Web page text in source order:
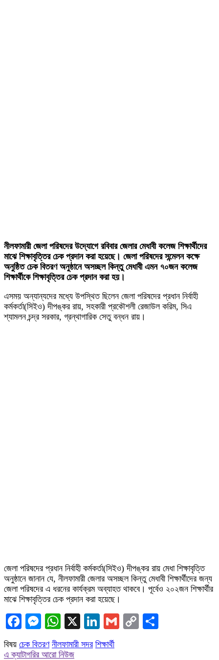
নীলফামারী জেলা পরিষদের উদ্যোগে রবিবার জেলার মেধাবী কলেজ শিক্ষার্থীদের
মাঝে শিক্ষাবৃত্তির চেক প্রদান করা হয়েছে। জেলা পরিষদের সন্মেলন কক্ষে
অনুষ্ঠিত চেক বিতরণ অনুষ্ঠানে অসচ্ছল কিন্তু মেধাবী এমন ৭০জন কলেজ
শিক্ষার্থীকে শিক্ষাবৃত্তির চেক প্রদান করা হয়।
এসময় অন্যান্যদের মধ্যে উপস্থিত ছিলেন জেলা পরিষদের প্রধান নির্বাহী
কর্মকর্তা(সিইও) দীপঙ্কর রায়, সহকারী প্রকৌশলী রেজাউল করিম, সিএ
শ্যামলন চন্দ্র সরকার, গ্রন্থাগারিক সেতু বন্ধন রায়।
জেলা পরিষদের প্রধান নির্বাহী কর্মকর্তা(সিইও) দীপঙ্কর রায় মেধা শিক্ষাবৃত্তি
অনুষ্ঠানে জানান যে, নীলফামারী জেলার অসচ্ছল কিন্তু মেধাবী শিক্ষার্থীদের জন্য
জেলা পরিষদের এ ধরনের কার্যক্রম অব্যাহত থাকবে। পূর্বেও ২০২জন শিক্ষার্থীর
মাঝে শিক্ষাবৃত্তির চেক প্রদান করা হয়েছে।
Facebook
Messenger
WhatsApp
X LinkedIn
GmailCopy
বিষয় চেক বিতরণ নীলফামারী সদর শিক্ষার্থী
এ ক্যাটাগরির আরো নিউজ